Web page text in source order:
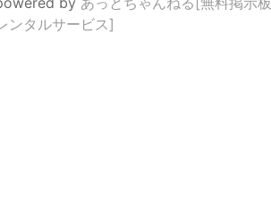
ンタルサービス]